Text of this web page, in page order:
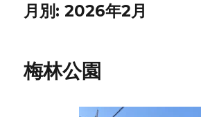
月別: 2026年2月
梅林公園